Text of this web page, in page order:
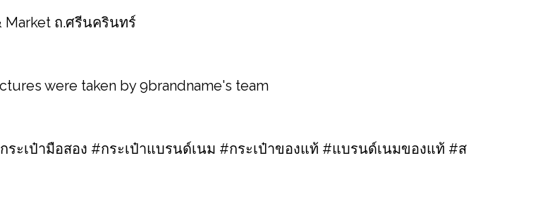
Market ถ.ศรีนครินทร์
were taken by 9brandname's team
ระเป๋ามือสอง #กระเป๋าแบรนด์เนม #กระเป๋าของแท้ #แบรนด์เนมของแท้ #ส